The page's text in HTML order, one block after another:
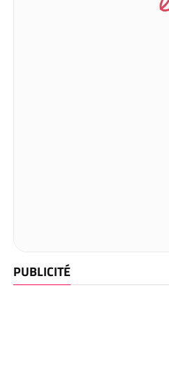
PUBLICITÉ